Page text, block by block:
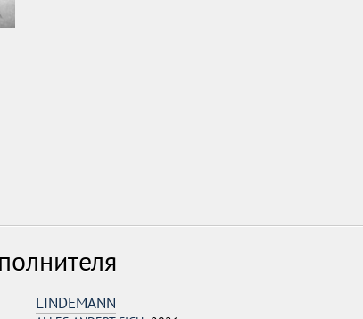
LINDEMANN